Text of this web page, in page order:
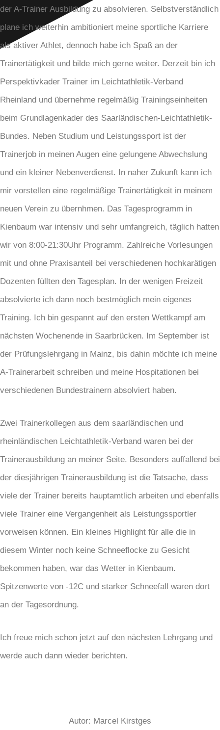
der A-Trainer Ausbildung zu absolvieren. Selbstverständlich
plane ich weiterhin ambitioniert meine sportliche Karriere
als aktiver Athlet, dennoch habe ich Spaß an der
Trainertätigkeit und bilde mich gerne weiter. Derzeit bin ich
Perspektivkader Trainer im Leichtathletik-Verband
Rheinland und übernehme regelmäßig Trainingseinheiten
beim Grundlagenkader des Saarländischen-Leichtathletik-
Bundes. Neben Studium und Leistungssport ist der
Trainerjob in meinen Augen eine gelungene Abwechslung
und ein kleiner Nebenverdienst. In naher Zukunft kann ich
mir vorstellen eine regelmäßige Trainertätigkeit in meinem
neuen Verein zu übernhmen. Das Tagesprogramm in
Kienbaum war intensiv und sehr umfangreich, täglich hatten
wir von 8:00-21:30Uhr Programm. Zahlreiche Vorlesungen
mit und ohne Praxisanteil bei verschiedenen hochkarätigen
Dozenten füllten den Tagesplan. In der wenigen Freizeit
absolvierte ich dann noch bestmöglich mein eigenes
Training. Ich bin gespannt auf den ersten Wettkampf am
nächsten Wochenende in Saarbrücken. Im September ist
der Prüfungslehrgang in Mainz, bis dahin möchte ich meine
A-Trainerarbeit schreiben und meine Hospitationen bei
verschiedenen Bundestrainern absolviert haben.
Zwei Trainerkollegen aus dem saarländischen und
rheinländischen Leichtathletik-Verband waren bei der
Trainerausbildung an meiner Seite. Besonders auffallend bei
der diesjährigen Trainerausbildung ist die Tatsache, dass
viele der Trainer bereits hauptamtlich arbeiten und ebenfalls
viele Trainer eine Vergangenheit als Leistungssportler
vorweisen können. Ein kleines Highlight für alle die in
diesem Winter noch keine Schneeflocke zu Gesicht
bekommen haben, war das Wetter in Kienbaum.
Spitzenwerte von -12C und starker Schneefall waren dort
an der Tagesordnung.
Ich freue mich schon jetzt auf den nächsten Lehrgang und
werde auch dann wieder berichten.
Autor: Marcel Kirstges